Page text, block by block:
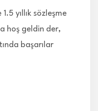
yıllık sözleşme
hoş geldin der,
başarılar